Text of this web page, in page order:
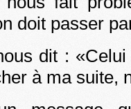
doit passer
dit :
à ma suite,